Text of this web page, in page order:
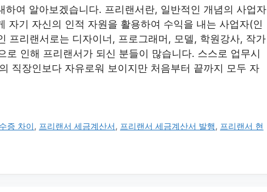
하여 알아보겠습니다. 프리랜서란, 일반적인 개념의 사업자
자기 자신의 인적 자원을 활용하여 수익을 내는 사업자(인
프리랜서로는 디자이너, 프로그래머, 모델, 학원강사, 작가
로 인해 프리랜서가 되신 분들이 많습니다. 스스로 업무시
직장인보다 자유로워 보이지만 처음부터 끝까지 모두 자
증 차이, 프리랜서 세금계산서, 프리랜서 세금계산서 발행, 프리랜서 현